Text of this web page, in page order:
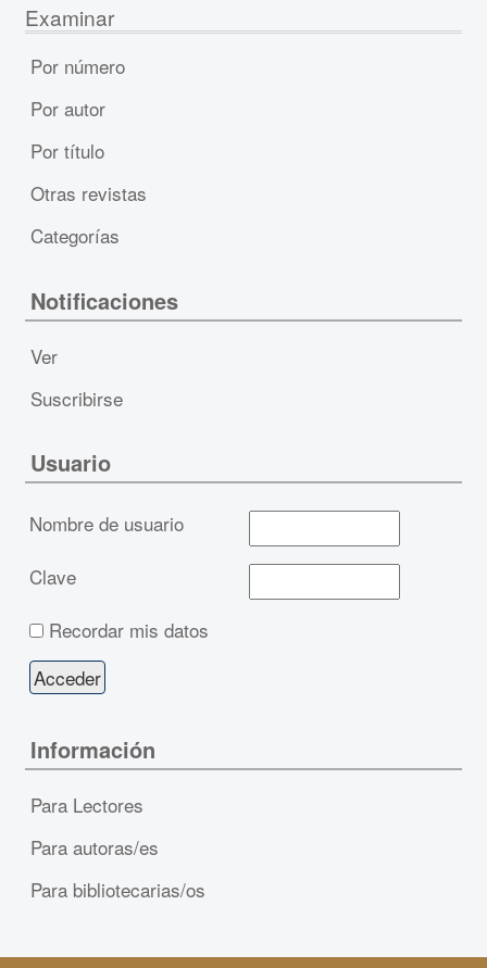
Examinar
Por número
Por autor
Por título
Otras revistas
Categorías
Notificaciones
Ver
Suscribirse
Usuario
Nombre de usuario
Clave
Recordar mis datos
Información
Para Lectores
Para autoras/es
Para bibliotecarias/os